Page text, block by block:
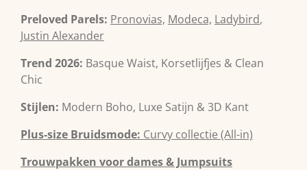
Preloved Parels: Pronovias, Modeca, Ladybird,
Justin Alexander
Trend 2026: Basque Waist, Korsetlijfjes & Clean
Chic
Stijlen: Modern Boho, Luxe Satijn & 3D Kant
Plus-size Bruidsmode: Curvy collectie (All-in)
Trouwpakken voor dames & Jumpsuits